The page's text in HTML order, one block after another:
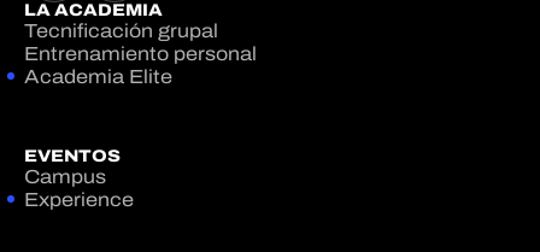
LA ACADEMIA
Tecnificación grupal
Entrenamiento personal
Academia Elite
EVENTOS
Campus
Experience